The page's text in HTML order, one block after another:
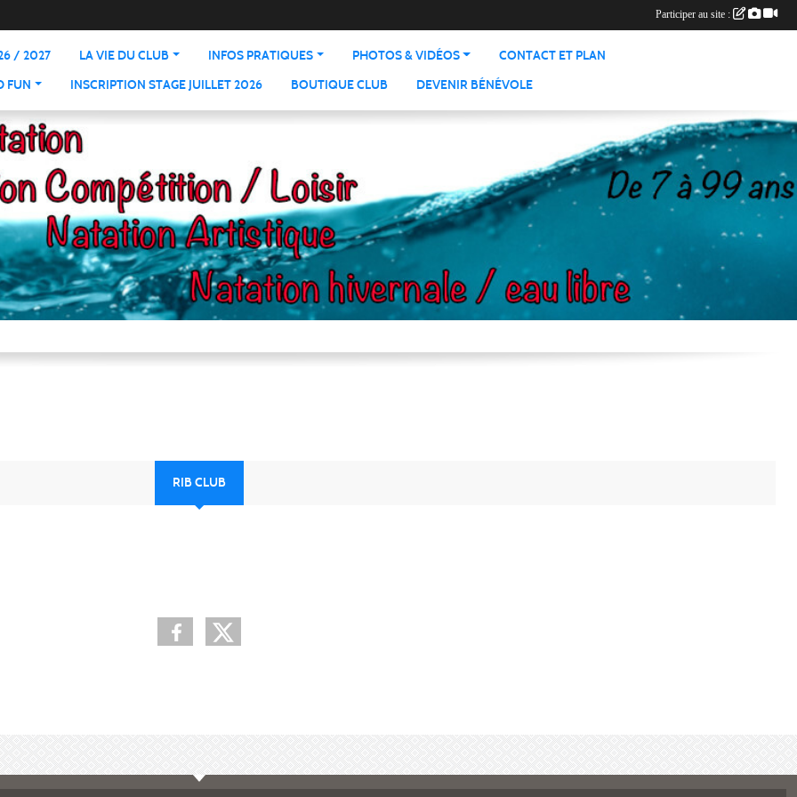
/ 2027 LA VIE DU CLUB INFOS PRATIQUES PHOTOS & VIDÉOS
CONTACT ET PLAN
FUN
INSCRIPTION STAGE JUILLET 2026 BOUTIQUE CLUB DEVENIR BÉNÉVOLE
RIB CLUB
Participer au site :